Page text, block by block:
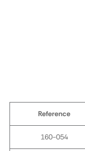
Reference
160-054